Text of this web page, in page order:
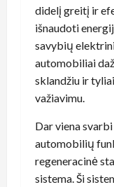
didelį greitį ir
išnaudoti
savybių
automobiliai
sklandžiu ir
važiavimu.
Dar viena
automobilių
regeneracinė
sistema. Ši